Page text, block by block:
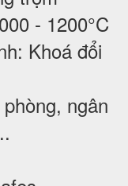
- 1200°C
Khoá đổi
ngân